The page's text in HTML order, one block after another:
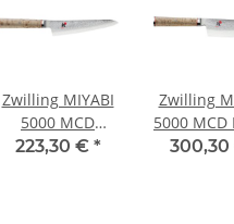
Zwilling MIYABI
5000 MCD
Shotoh 14 cm
223,30 € *
Zwilling
5000 MCD
17